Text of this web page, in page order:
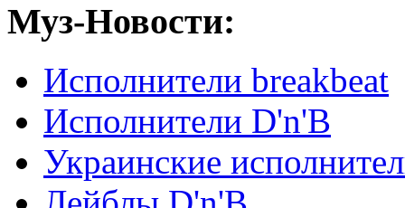
Муз-Новости:
Исполнители breakbeat
Исполнители D'n'B
Украинские